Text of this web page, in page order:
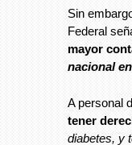
Sin
Federal
mayor
nacional
A personal
tener
diabetes, y